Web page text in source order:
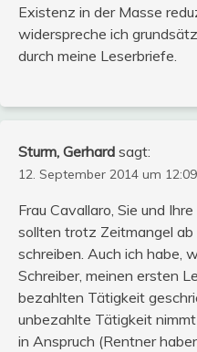
Existenz in der Masse
widerspreche ich
durch meine Leserbriefe.
Sturm, Gerhard sagt:
12. September 2014 um
Frau Cavallaro, Sie und
sollten trotz Zeitmangel
schreiben. Auch ich habe,
Schreiber, meinen ersten
bezahlten Tätigkeit
unbezahlte Tätigkeit
in Anspruch (Rentner